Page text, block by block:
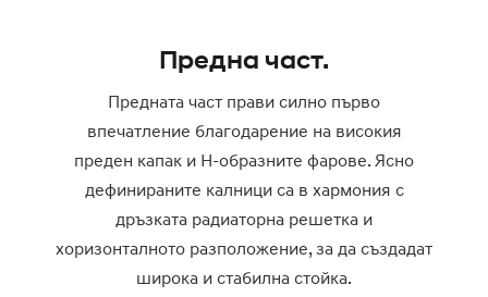
Предна част.
Предната част прави силно първо
впечатление благодарение на високия
преден капак и H-образните фарове. Ясно
дефинираните калници са в хармония с
дръзката радиаторна решетка и
хоризонталното разположение, за да създадат
широка и стабилна стойка.